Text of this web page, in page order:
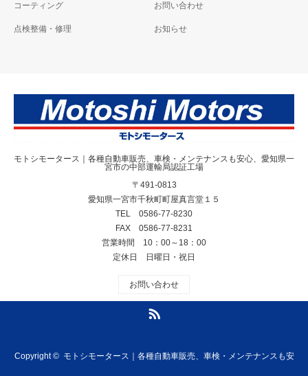
コーティング
点検整備・修理
お問い合わせ
お知らせ
モトシモータース｜各種自動車販売、車検・メンテナンスも安心、愛知県一
宮市の中部運輸局認証工場
〒491-0813
愛知県一宮市千秋町町屋真言堂１５
TEL 0586-77-8230
FAX 0586-77-8231
営業時間 10：00～18：00
定休日 日曜日・祝日
お問い合わせ
Copyright © モトシモータース｜各種自動車販売、車検・メンテナンスも安